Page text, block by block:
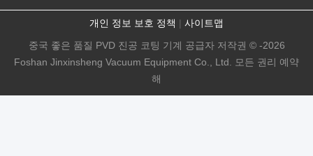
개인 정보 보호 정책 | 사이트맵
중국 좋은 품질 PVD 진공 코팅 기계 공급자 저작권 © -2026
Foshan Jinxinsheng Vacuum Equipment Co., Ltd. 모든 권리 예약
해